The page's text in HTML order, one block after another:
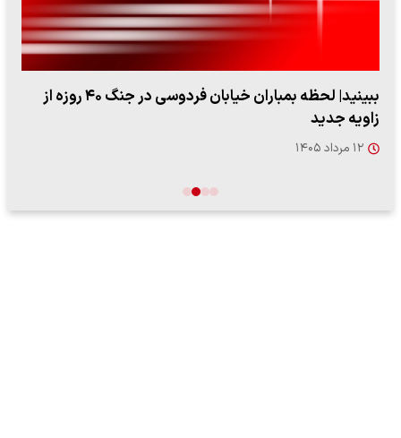
ببینید| لحظه بمباران خیابان فردوسی در جنگ ۴۰ روزه از
زاویه جدید
۱۲ مرداد ۱۴۰۵